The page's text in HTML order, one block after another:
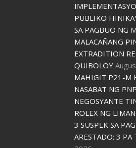
PUBLIKO
SA PAGBUO NG
MALACAÑANG
EXTRADITION
QUIBOLOY
MAHIGIT P21-M
NASABAT NG PNP
NEGOSYANTE
ROLEX NG
3 SUSPEK SA
ARESTADO; 3 PA